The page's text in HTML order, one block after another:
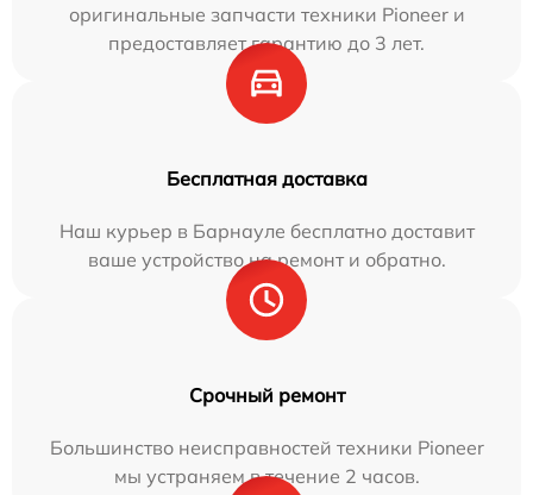
оригинальные запчасти техники Pioneer и
предоставляет гарантию до 3 лет.
Бесплатная доставка
Наш курьер в Барнауле бесплатно доставит
ваше устройство на ремонт и обратно.
Срочный ремонт
Большинство неисправностей техники Pioneer
мы устраняем в течение 2 часов.